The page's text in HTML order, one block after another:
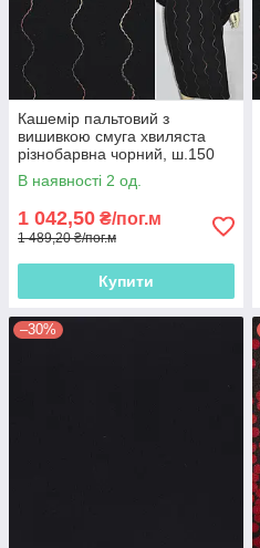
Кашемір пальтовий з
вишивкою смуга хвиляста
різнобарвна чорний, ш.150
В наявності 2 од.
1 042,50 ₴/пог.м
1 489,20 ₴/пог.м
Купити
–30%